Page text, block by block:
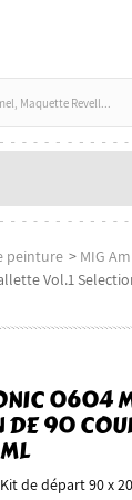
peinture > MIG
Vol.1
0604
DE 90
de départ 90 x